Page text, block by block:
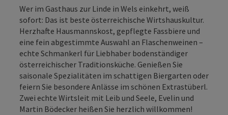
Wer im Gasthaus zur Linde in Wels einkehrt, weiß
sofort: Das ist beste österreichische Wirtshauskultur.
Herzhafte Hausmannskost, gepflegte Fassbiere und
eine fein abgestimmte Auswahl an Flaschenweinen –
echte Schmankerl für Liebhaber bodenständiger
österreichischer Traditionsküche. Genießen Sie
saisonale Spezialitäten im schattigen Biergarten oder
feiern Sie besondere Anlässe im schönen Extrastüberl.
Zwei echte Wirtsleit mit Leib und Seele, Evelin und
Martin Bödecker heißen Sie herzlich willkommen!